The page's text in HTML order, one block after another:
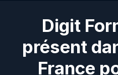
Digit
présent
France